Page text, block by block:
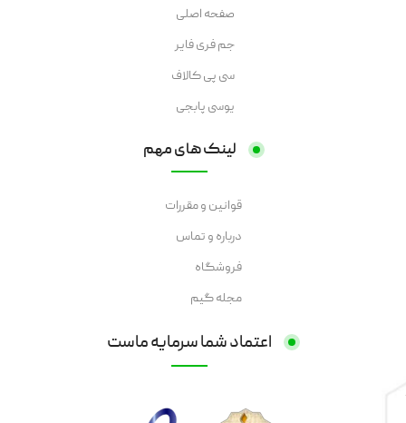
صفحه اصلی
جم فری فایر
سی پی کالاف
یوسی پابجی
لینک های مهم
قوانین و مقررات
درباره و تماس
فروشگاه
مجله گیم
اعتماد شما سرمایه ماست